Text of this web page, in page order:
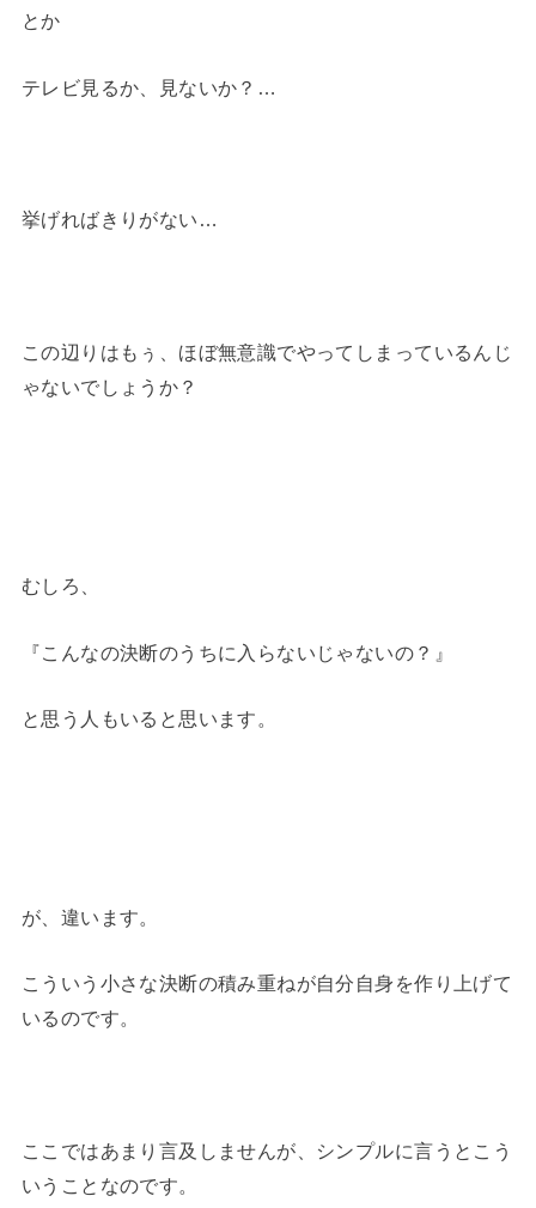
とか
テレビ見るか、見ないか？…
挙げればきりがない…
この辺りはもぅ、ほぼ無意識でやってしまっているんじ
ゃないでしょうか？
むしろ、
『こんなの決断のうちに入らないじゃないの？』
と思う人もいると思います。
が、違います。
こういう小さな決断の積み重ねが自分自身を作り上げて
いるのです。
ここではあまり言及しませんが、シンプルに言うとこう
いうことなのです。